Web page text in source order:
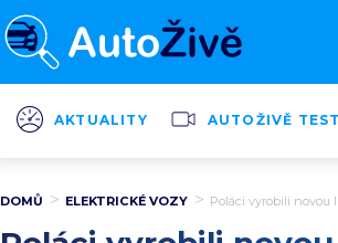
AKTUALITY AUTOŽIVĚ
DOMŮ ELEKTRICKÉ VOZY Poláci vyrobili novou